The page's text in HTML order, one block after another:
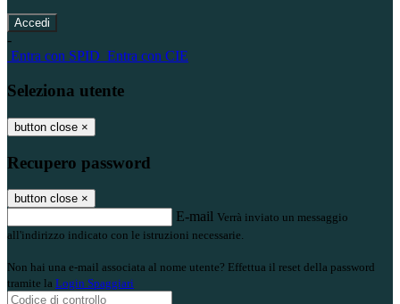
-
Entra con SPID Entra con CIE
Seleziona utente
button close ×
Recupero password
button close ×
E-mail Verrà inviato un messaggio
all'indirizzo indicato con le istruzioni necessarie.
Non hai una e-mail associata al nome utente? Effettua il reset della password
tramite la Login Spaggiari